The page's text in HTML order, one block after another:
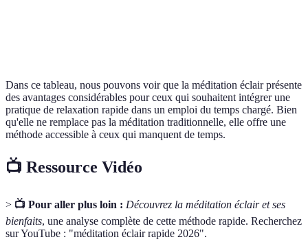
Dans ce tableau, nous pouvons voir que la méditation éclair présente
des avantages considérables pour ceux qui souhaitent intégrer une
pratique de relaxation rapide dans un emploi du temps chargé. Bien
qu'elle ne remplace pas la méditation traditionnelle, elle offre une
méthode accessible à ceux qui manquent de temps.
📺 Ressource Vidéo
> 📺 Pour aller plus loin : Découvrez la méditation éclair et ses
bienfaits, une analyse complète de cette méthode rapide. Recherchez
sur YouTube : "méditation éclair rapide 2026".